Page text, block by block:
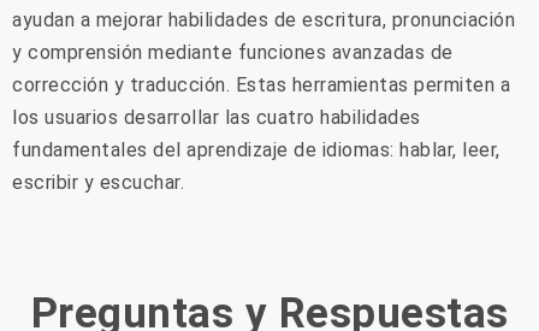
ayudan a mejorar habilidades de escritura, pronunciación
y comprensión mediante funciones avanzadas de
corrección y traducción. Estas herramientas permiten a
los usuarios desarrollar las cuatro habilidades
fundamentales del aprendizaje de idiomas: hablar, leer,
escribir y escuchar.
Preguntas y Respuestas